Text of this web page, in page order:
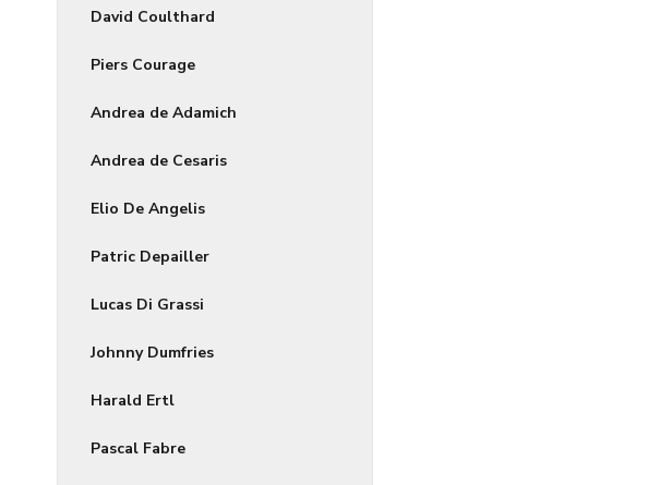
David Coulthard
Piers Courage
Andrea de Adamich
Andrea de Cesaris
Elio De Angelis
Patric Depailler
Lucas Di Grassi
Johnny Dumfries
Harald Ertl
Pascal Fabre